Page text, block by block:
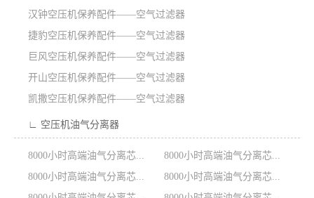
汉钟空压机保养配件——空气过滤器
捷豹空压机保养配件——空气过滤器
巨风空压机保养配件——空气过滤器
开山空压机保养配件——空气过滤器
凯撒空压机保养配件——空气过滤器
∟ 空压机油气分离器
8000小时高端油气分离芯...
8000小时高端油气分离芯...
8000小时高端油气分离芯...
8000小时高端油气分离芯...